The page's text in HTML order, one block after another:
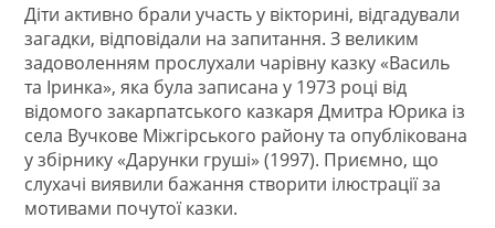
Діти активно брали участь у вікторині, відгадували
загадки, відповідали на запитання. З великим
задоволенням прослухали чарівну казку «Василь
та Іринка», яка була записана у 1973 році від
відомого закарпатського казкаря Дмитра Юрика із
села Вучкове Міжгірського району та опублікована
у збірнику «Дарунки груші» (1997). Приємно, що
слухачі виявили бажання створити ілюстрації за
мотивами почутої казки.